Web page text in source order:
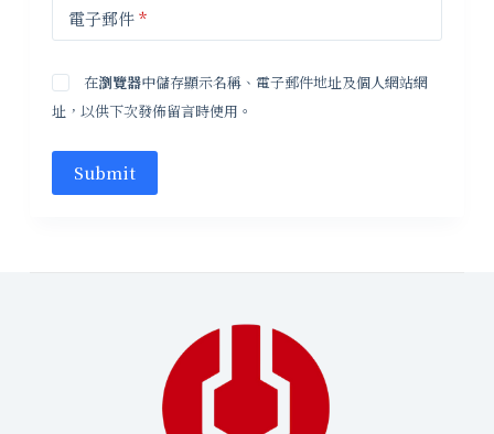
電子郵件*
在瀏覽器中儲存顯示名稱、電子郵件地址及個人網站網
址，以供下次發佈留言時使用。
Submit